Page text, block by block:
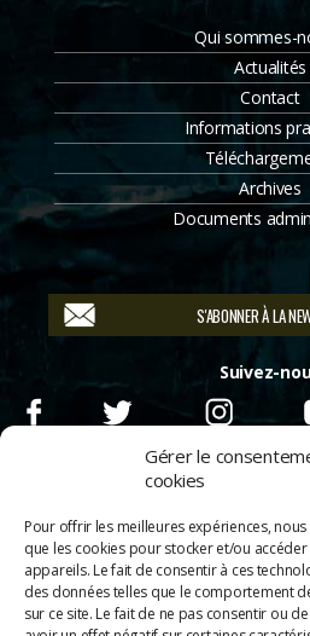
Gérer le
cookies
Pour offrir les meilleures expériences,
que les cookies pour stocker et/ou
appareils. Le fait de consentir à ces
des données telles que le comportement
sur ce site. Le fait de ne pas consentir ou
Qui sommes-
Actualités
Contact
Informations
Archives
Documents
S'ABONNER À LA
Suivez-